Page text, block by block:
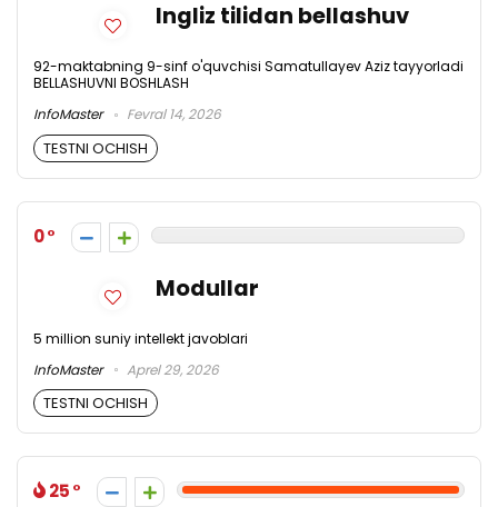
Ingliz tilidan bellashuv
92-maktabning 9-sinf o'quvchisi Samatullayev Aziz tayyorladi
BELLASHUVNI BOSHLASH
InfoMaster
Fevral 14, 2026
TESTNI OCHISH
0
Modullar
5 million suniy intellekt javoblari
InfoMaster
Aprel 29, 2026
TESTNI OCHISH
25